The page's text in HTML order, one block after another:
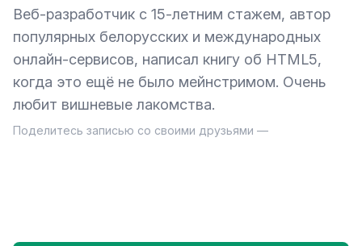
Веб-разработчик с 15-летним стажем, автор
популярных белорусских и международных
онлайн-сервисов, написал книгу об HTML5,
когда это ещё не было мейнстримом. Очень
любит вишневые лакомства.
Поделитесь записью со своими друзьями —